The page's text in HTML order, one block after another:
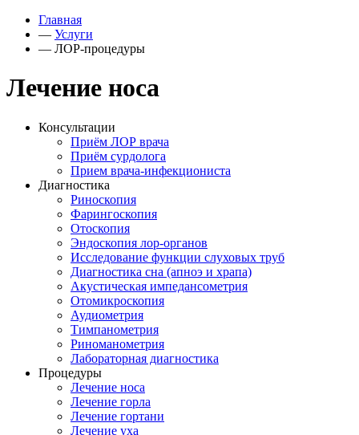
Главная
— Услуги
— ЛОР-процедуры
Лечение носа
Консультации
Приём ЛОР врача
Приём сурдолога
Прием врача-инфекциониста
Диагностика
Риноскопия
Фарингоскопия
Отоскопия
Эндоскопия лор-органов
Исследование функции слуховых труб
Диагностика сна (апноэ и храпа)
Акустическая импедансометрия
Отомикроскопия
Аудиометрия
Тимпанометрия
Риноманометрия
Лабораторная диагностика
Процедуры
Лечение носа
Лечение горла
Лечение гортани
Лечение уха